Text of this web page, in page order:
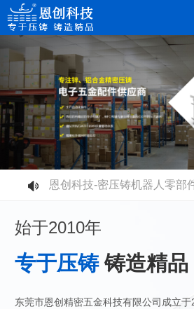
始于2010年
专于压铸铸造精品
东莞市恩创精密五金科技有限公司成立